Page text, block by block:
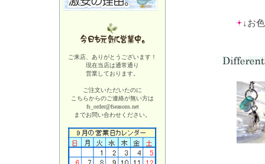
ご来店、ありがとうございます！
現在当店は通常通り
営業しております。
ご注文いただいたのに
こちらからのご連絡が無い方は
fs_order@fseasons.net
までお問い合わせください。
↓お